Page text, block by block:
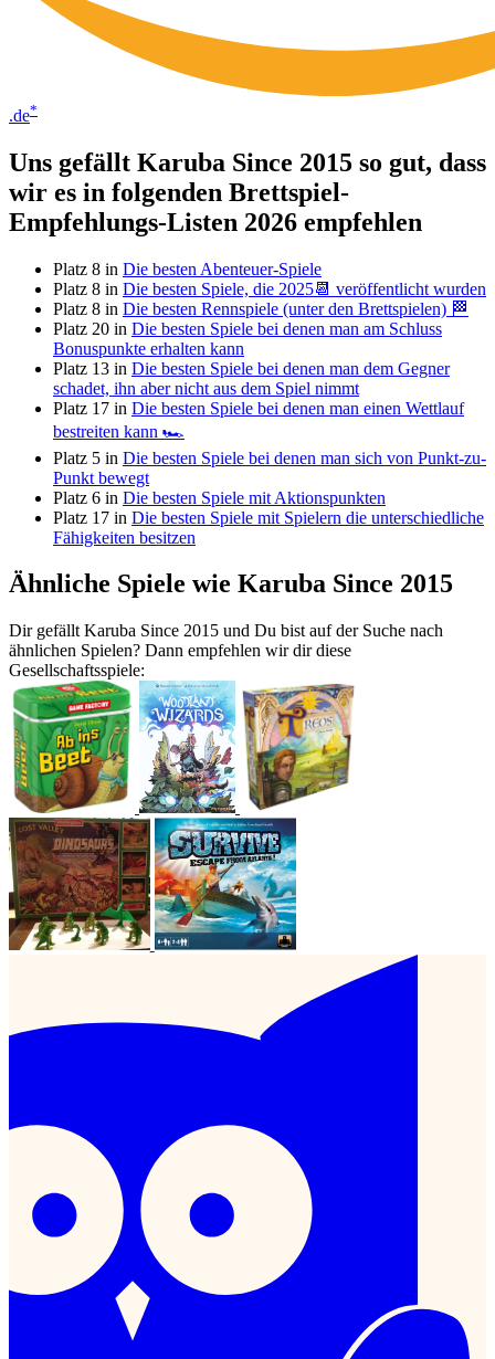
.de*
Uns gefällt Karuba Since 2015 so gut, dass
wir es in folgenden Brettspiel-
Empfehlungs-Listen 2026 empfehlen
Platz 8 in Die besten Abenteuer-Spiele
Platz 8 in Die besten Spiele, die 2025📆 veröffentlicht wurden
Platz 8 in Die besten Rennspiele (unter den Brettspielen) 🏁
Platz 20 in Die besten Spiele bei denen man am Schluss
Bonuspunkte erhalten kann
Platz 13 in Die besten Spiele bei denen man dem Gegner
schadet, ihn aber nicht aus dem Spiel nimmt
Platz 17 in Die besten Spiele bei denen man einen Wettlauf
bestreiten kann 🏎
Platz 5 in Die besten Spiele bei denen man sich von Punkt-zu-
Punkt bewegt
Platz 6 in Die besten Spiele mit Aktionspunkten
Platz 17 in Die besten Spiele mit Spielern die unterschiedliche
Fähigkeiten besitzen
Ähnliche Spiele wie Karuba Since 2015
Dir gefällt Karuba Since 2015 und Du bist auf der Suche nach
ähnlichen Spielen? Dann empfehlen wir dir diese
Gesellschaftsspiele: